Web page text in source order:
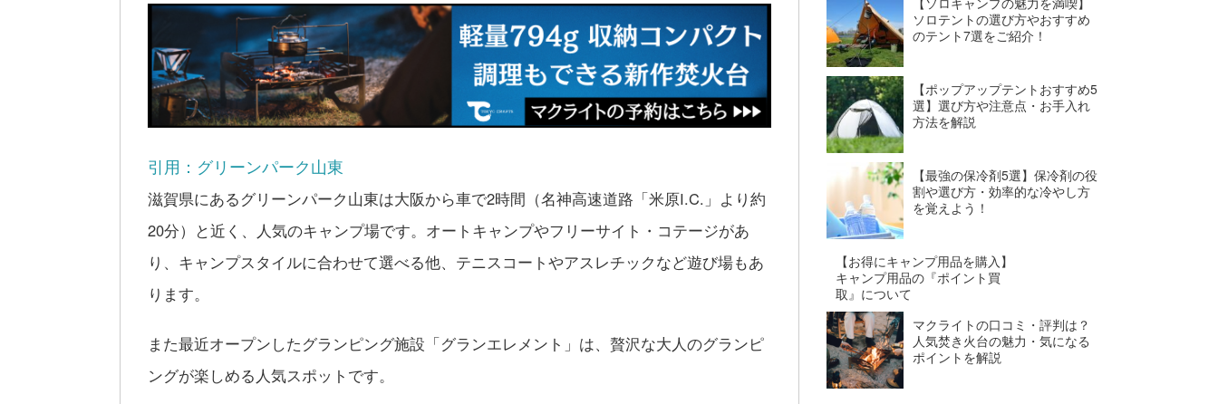
引用：グリーンパーク山東
滋賀県にあるグリーンパーク山東は大阪から車で2時間（名神高速道路「米原I.C.」より約
20分）と近く、人気のキャンプ場です。オートキャンプやフリーサイト・コテージがあ
り、キャンプスタイルに合わせて選べる他、テニスコートやアスレチックなど遊び場もあ
ります。
また最近オープンしたグランピング施設「グランエレメント」は、贅沢な大人のグランピ
ングが楽しめる人気スポットです。
ソロテントの選び方やおすすめ
のテント7選をご紹介！
【ポップアップテントおすすめ5
選】選び方や注意点・お手入れ
方法を解説
【最強の保冷剤5選】保冷剤の役
割や選び方・効率的な冷やし方
を覚えよう！
【お得にキャンプ用品を購入】
キャンプ用品の『ポイント買
取』について
マクライトの口コミ・評判は？
人気焚き火台の魅力・気になる
ポイントを解説